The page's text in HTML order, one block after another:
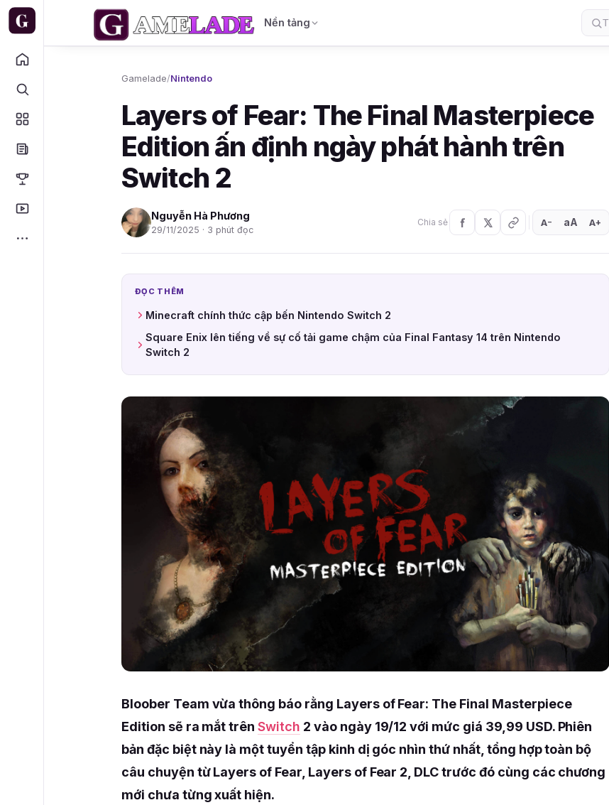
Nền tảng
Gamelade/Nintendo
Layers of Fear: The Final Masterpiece
Edition ấn định ngày phát hành trên
Switch 2
Nguyễn Hà Phương
29/11/2025 · 3 phút đọc
Chia sẻ A− aA A+
ĐỌC THÊM
Minecraft chính thức cập bến Nintendo Switch 2
Square Enix lên tiếng về sự cố tải game chậm của Final Fantasy 14 trên Nintendo
Switch 2
Bloober Team vừa thông báo rằng Layers of Fear: The Final Masterpiece
Edition sẽ ra mắt trênSwitch 2 vào ngày 19/12 với mức giá 39,99 USD. Phiên
bản đặc biệt này là một tuyển tập kinh dị góc nhìn thứ nhất, tổng hợp toàn bộ
câu chuyện từ Layers of Fear, Layers of Fear 2, DLC trước đó cùng các chương
mới chưa từng xuất hiện.